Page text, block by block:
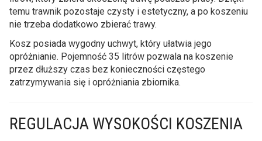
temu trawnik pozostaje czysty i estetyczny, a po koszeniu
nie trzeba dodatkowo zbierać trawy.
Kosz posiada wygodny uchwyt, który ułatwia jego
opróżnianie. Pojemność 35 litrów pozwala na koszenie
przez dłuższy czas bez konieczności częstego
zatrzymywania się i opróżniania zbiornika.
REGULACJA WYSOKOŚCI KOSZENIA